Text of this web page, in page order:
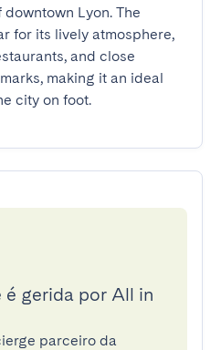
Lyon. The
for its lively atmosphere,
and close
making it an ideal
city on foot.
é gerida por All in
parceiro da